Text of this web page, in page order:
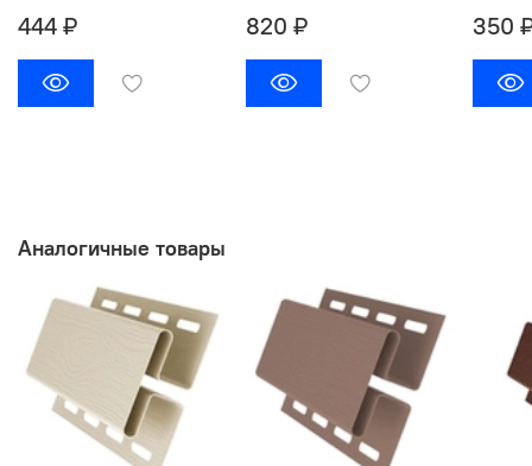
444 ₽ 820 ₽ 350
Аналогичные товары